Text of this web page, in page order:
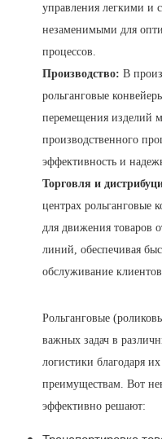
управления легкими и
незаменимыми для
процессов.
Производство: В
рольганговые
перемещения изделий
производственного
эффективность и
Торговля и
центрах рольганговые
для движения товаров
линий, обеспечивая
обслуживание клиентов.
Рольганговые
важных задач в
логистики благодаря
преимуществам. Вот
эффективно решают: